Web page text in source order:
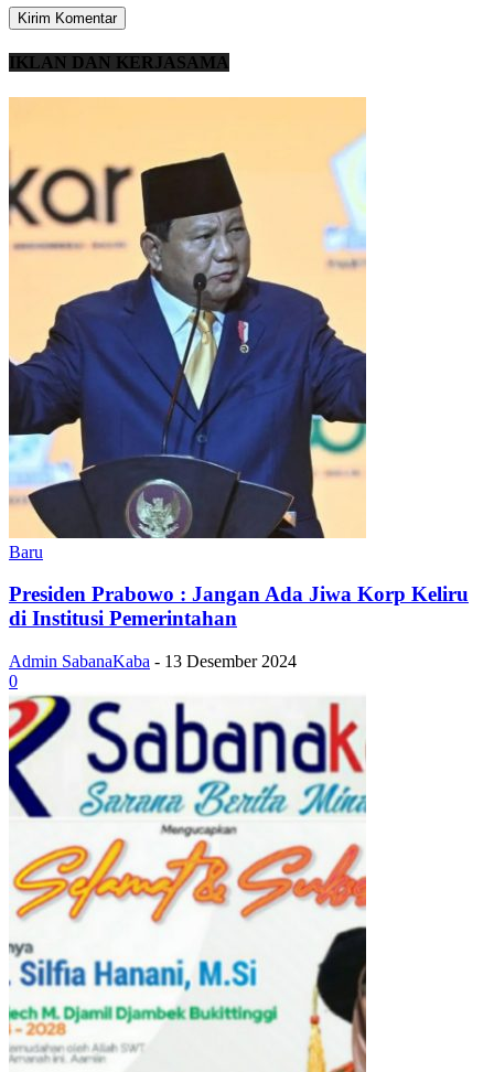
IKLAN DAN KERJASAMA
Baru
Presiden Prabowo : Jangan Ada Jiwa Korp Keliru
di Institusi Pemerintahan
Admin SabanaKaba - 13 Desember 2024
0